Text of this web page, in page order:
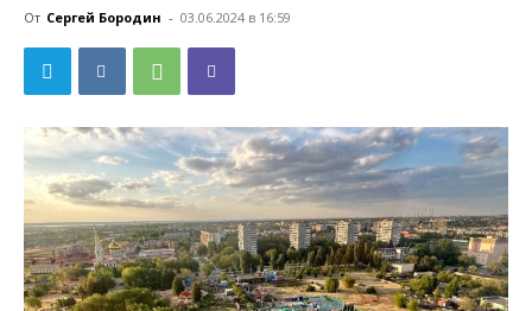
От Сергей Бородин - 03.06.2024 в 16:59